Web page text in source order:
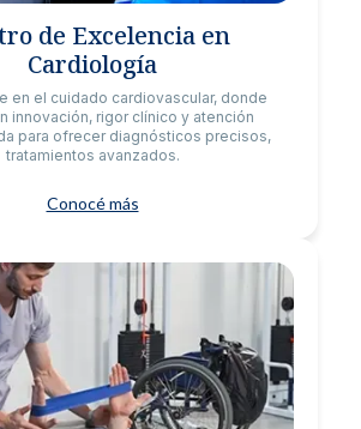
de Excelencia en
Cardiología
en el cuidado cardiovascular, donde
innovación, rigor clínico y atención
para ofrecer diagnósticos precisos,
tratamientos avanzados.
Conocé más